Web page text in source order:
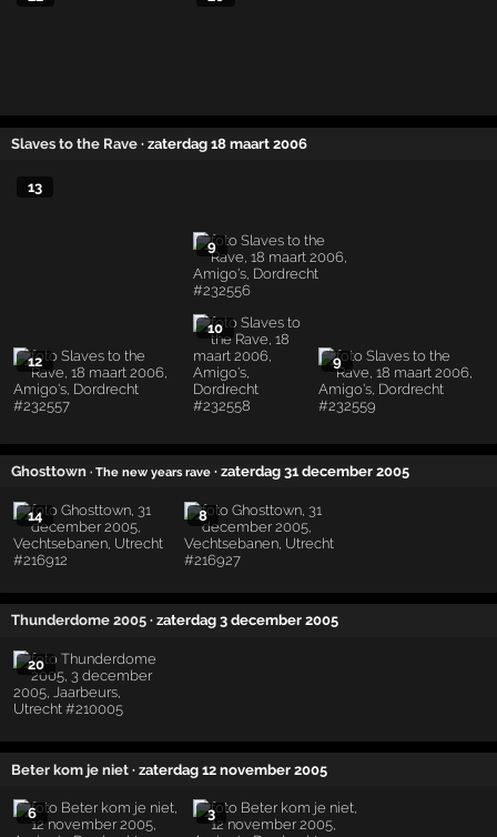
Slaves to the Rave · zaterdag 18 maart 2006
13
9
12
10
9
Ghosttown · The new years rave · zaterdag 31 december 2005
14 8
Thunderdome 2005 · zaterdag 3 december 2005
20
Beter kom je niet · zaterdag 12 november 2005
6 3